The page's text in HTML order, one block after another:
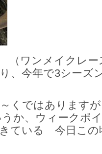
ワンメイクレ
、今年で3シーズ
くではあります
か、ウィークポ
ている 今日この